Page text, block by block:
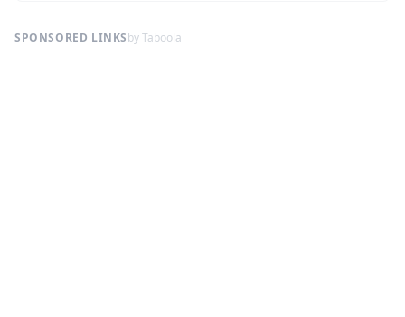
SPONSORED LINKSby Taboola